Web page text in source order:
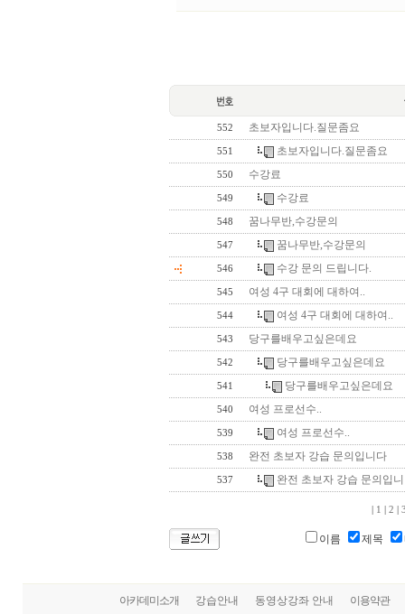
552 초보자입니다.질문좀요
551 초보자입니다.질문좀요
550 수강료
549 수강료
548 꿈나무반,수강문의
547 꿈나무반,수강문의
546 수강 문의 드립니다.
545 여성 4구 대회에 대하여..
544 여성 4구 대회에 대하여..
543 당구를배우고싶은데요
542 당구를배우고싶은데요
541 당구를배우고싶은데요
540 여성 프로선수..
539 여성 프로선수..
538 완전 초보자 강습 문의입니다
537 완전 초보자 강습 문의입
| 1 |2 |
이름 제목
아카데미소개 강습안내 동영상강좌 안내 이용약관